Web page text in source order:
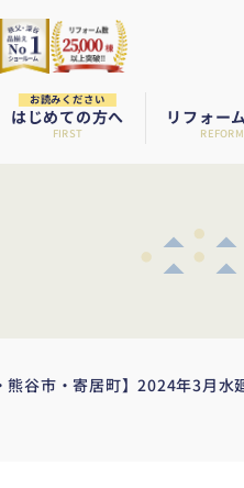
お読みください
はじめての方へ
FIRST
リフォー
熊谷市・寄居町】2024年3月水